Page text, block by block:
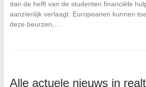
dan de helft van de studenten financiële
aanzienlijk verlaagt. Europeanen kunnen
deze beurzen,…
Alle actuele nieuws in